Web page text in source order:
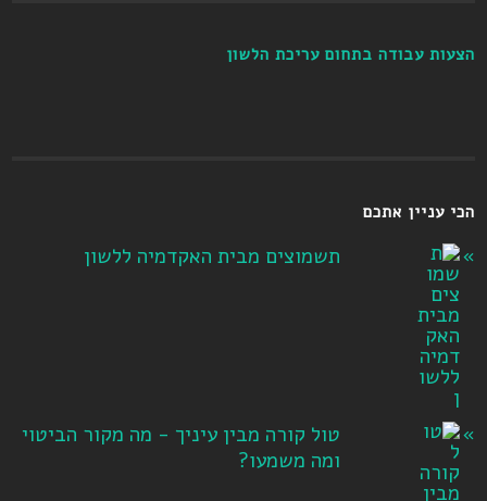
הצעות עבודה בתחום עריכת הלשון
הכי עניין אתכם
תשמוצים מבית האקדמיה ללשון
טול קורה מבין עיניך - מה מקור הביטוי
ומה משמעו?